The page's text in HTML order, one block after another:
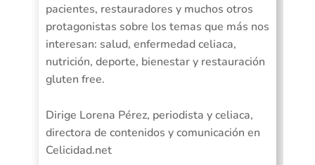
pacientes, restauradores y muchos otros
protagonistas sobre los temas que más nos
interesan: salud, enfermedad celiaca,
nutrición, deporte, bienestar y restauración
gluten free.
Dirige Lorena Pérez, periodista y celiaca,
directora de contenidos y comunicación en
Celicidad.net